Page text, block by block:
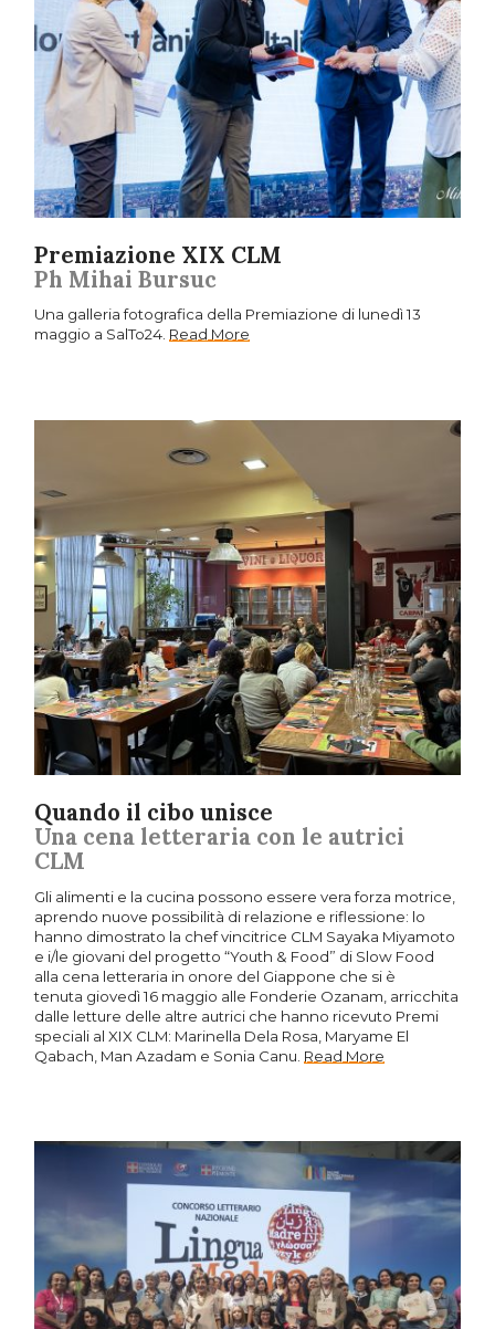
Premiazione XIX CLM
Ph Mihai Bursuc
Una galleria fotografica della Premiazione di lunedì 13
maggio a SalTo24. Read More
Quando il cibo unisce
Una cena letteraria con le autrici
CLM
Gli alimenti e la cucina possono essere vera forza motrice,
aprendo nuove possibilità di relazione e riflessione: lo
hanno dimostrato la chef vincitrice CLM Sayaka Miyamoto
e i/le giovani del progetto “Youth & Food” di Slow Food
alla cena letteraria in onore del Giappone che si è
tenuta giovedì 16 maggio alle Fonderie Ozanam, arricchita
dalle letture delle altre autrici che hanno ricevuto Premi
speciali al XIX CLM: Marinella Dela Rosa, Maryame El
Qabach, Man Azadam e Sonia Canu. Read More